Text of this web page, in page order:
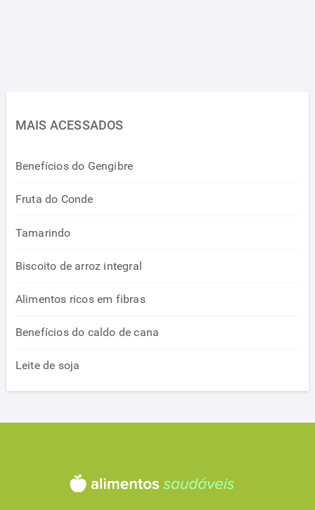
MAIS ACESSADOS
Benefícios do Gengibre
Fruta do Conde
Tamarindo
Biscoito de arroz integral
Alimentos ricos em fibras
Benefícios do caldo de cana
Leite de soja